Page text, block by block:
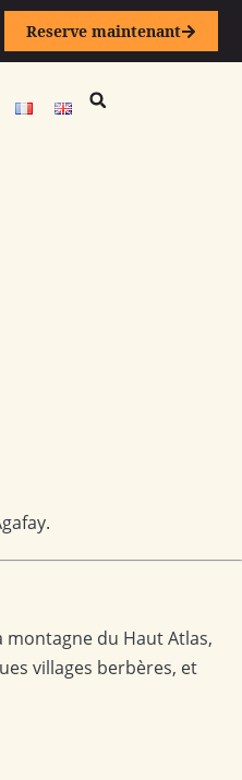
Reserve maintenant
montagne du Haut Atlas,
villages berbères, et